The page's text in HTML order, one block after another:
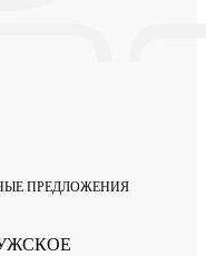
ПРЕДЛОЖЕНИЯ